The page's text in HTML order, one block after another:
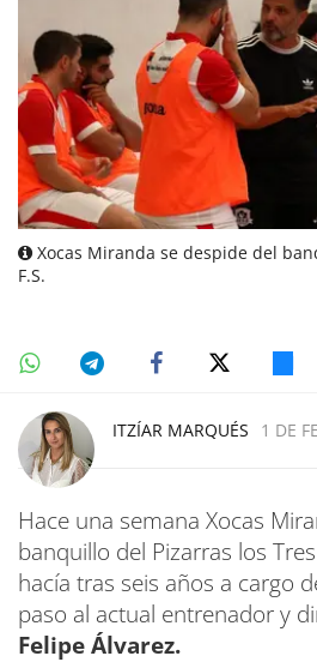
Xocas Miranda se despide del
F.S.
ITZÍAR MARQUÉS 1 DE
Hace una semana Xocas
banquillo del Pizarras los
hacía tras seis años a cargo
paso al actual entrenador y
Felipe Álvarez.